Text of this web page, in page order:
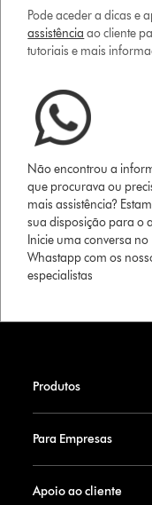
Pode aceder a dicas e
assistência ao cliente
tutoriais e mais
Não encontrou a
que procurava ou
mais assistência?
sua disposição para o
Inicie uma conversa no
Whastapp com os
especialistas
Produtos
Para Empresas
Apoio ao cliente